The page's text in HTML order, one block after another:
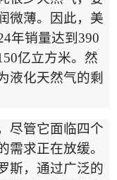
微薄。因此，美
年销量达到 390
亿立方米。然
液化天然气的剩
尽管它面临四个
需求正在放缓。
斯，通过广泛的